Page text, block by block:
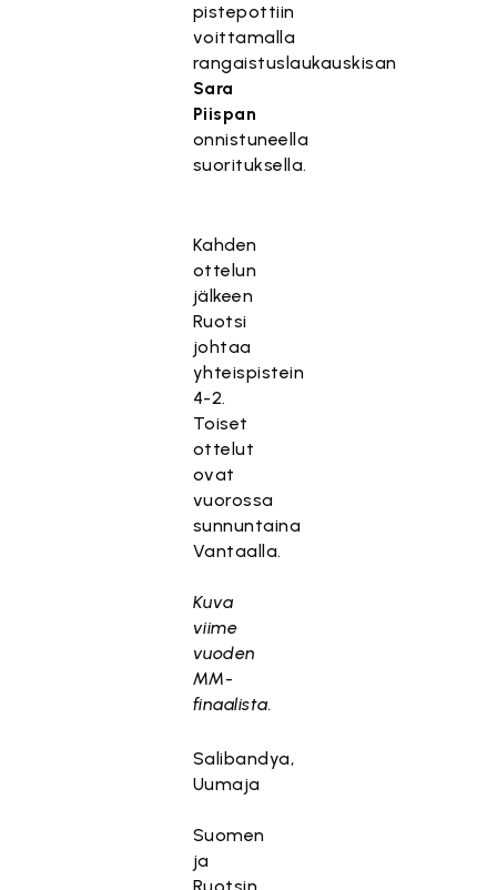
pistepottiin
voittamalla
rangaistuslaukauskisan
Sara
Piispan
onnistuneella
suorituksella.
Kahden
ottelun
jälkeen
Ruotsi
johtaa
yhteispistein
4-2.
Toiset
ottelut
ovat
vuorossa
sunnuntaina
Vantaalla.
Kuva
viime
vuoden
MM-
finaalista.
Salibandya,
Uumaja
Suomen
ja